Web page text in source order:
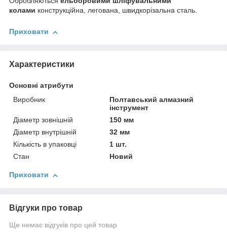
колами конструкційна, легована, швидкорізальна сталь.
Приховати
Характеристики
Основні атрибути
Виробник
Полтавський алмазний
інструмент
Діаметр зовнішній
150 мм
Діаметр внутрішній
32 мм
Кількість в упаковці
1 шт.
Стан
Новий
Приховати
Відгуки про товар
Ще немає відгуків про цей товар